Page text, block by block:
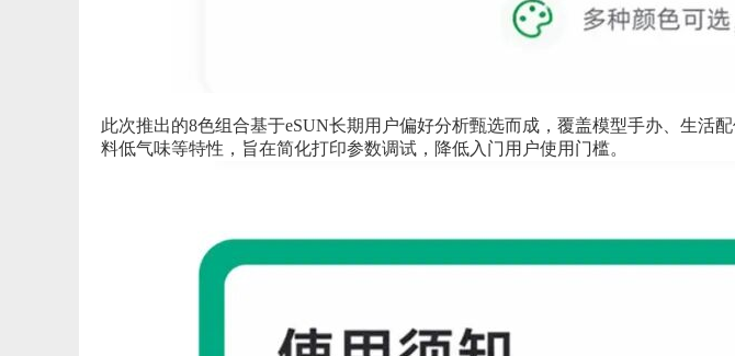
此次推出的8色组合基于eSUN长期用户偏好分析甄选而成，覆盖模型手办、生活
料低气味等特性，旨在简化打印参数调试，降低入门用户使用门槛。